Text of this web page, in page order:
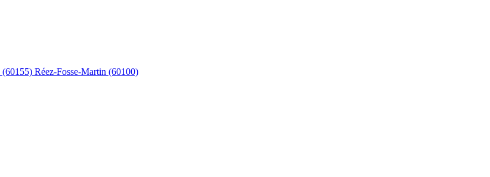
(60155) Réez-Fosse-Martin (60100)